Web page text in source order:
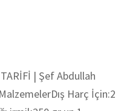
| Şef Abdullah
Harç İçin:2